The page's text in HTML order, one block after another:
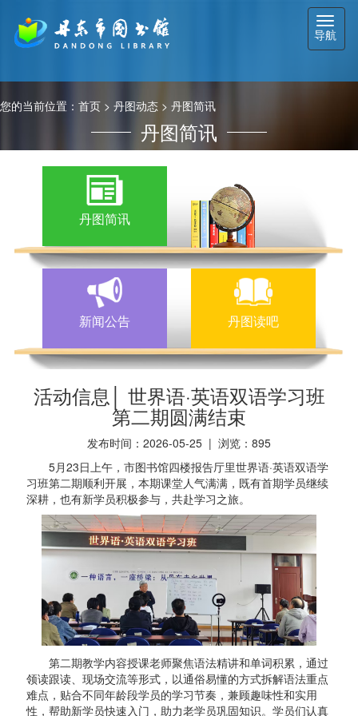
切
换
导
导航
您的当前位置： 首页 > 丹图动态 > 丹图简讯
丹图简讯
丹图简讯
新闻公告 丹图读吧
活动信息│ 世界语·英语双语学习班
第二期圆满结束
发布时间：2026-05-25 | 浏览： 895
5月23日上午，市图书馆四楼报告厅里世界语·英语双语学
习班第二期顺利开展，本期课堂人气满满，既有首期学员继续
深耕，也有新学员积极参与，共赴学习之旅。
第二期教学内容授课老师聚焦语法精讲和单词积累，通过
领读跟读、现场交流等形式，以通俗易懂的方式拆解语法重点
难点，贴合不同年龄段学员的学习节奏，兼顾趣味性和实用
性，帮助新学员快速入门，助力老学员巩固知识。学员们认真